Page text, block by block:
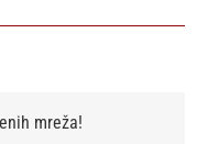
mreža!